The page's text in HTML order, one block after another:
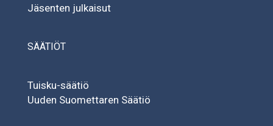
Jäsenten julkaisut
SÄÄTIÖT
Tuisku-säätiö
Uuden Suomettaren Säätiö